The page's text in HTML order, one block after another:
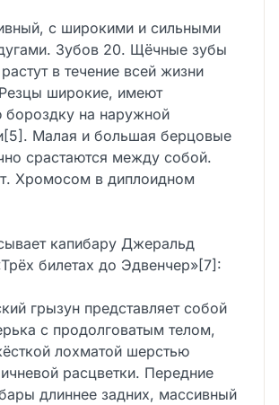
с широкими и сильными
Зубов 20. Щёчные зубы
в течение всей жизни
широкие, имеют
бороздку на наружной
Малая и большая берцовые
срастаются между собой.
Хромосом в диплоидном
капибару Джеральд
билетах до Эдвенчер»[7]:
грызун представляет собой
с продолговатым телом,
лохматой шерстью
расцветки. Передние
длиннее задних, массивный